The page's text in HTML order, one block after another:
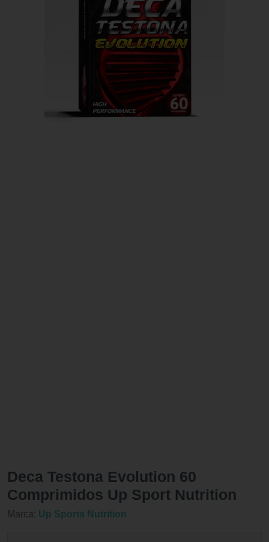
Deca Testona Evolution 60
Comprimidos Up Sport Nutrition
Marca: Up Sports Nutrition